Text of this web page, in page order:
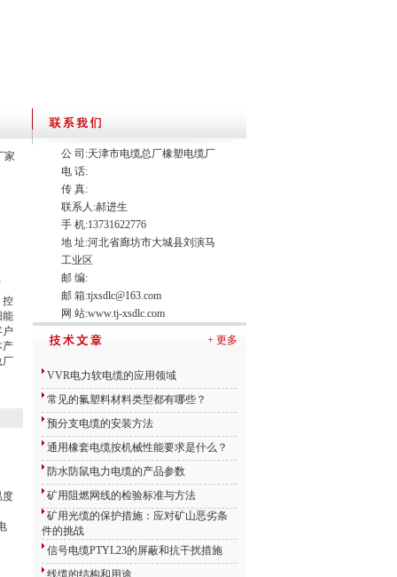
家
控
能
产
厂
度
公 司:天津市电缆总厂橡塑电缆厂
电 话:
传 真:
联系人:郝进生
手 机:13731622776
地 址:河北省廊坊市大城县刘演马
工业区
邮 编:
邮 箱:tjxsdlc@163.com
网 站:www.tj-xsdlc.com
+ 更多
VVR电力软电缆的应用领域
常见的氟塑料材料类型都有哪些？
预分支电缆的安装方法
通用橡套电缆按机械性能要求是什么？
防水防鼠电力电缆的产品参数
矿用阻燃网线的检验标准与方法
矿用光缆的保护措施：应对矿山恶劣条
件的挑战
信号电缆PTYL23的屏蔽和抗干扰措施
线缆的结构和用途